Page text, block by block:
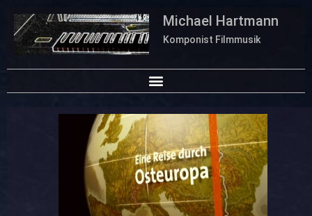
Michael Hartmann
Komponist Filmmusik